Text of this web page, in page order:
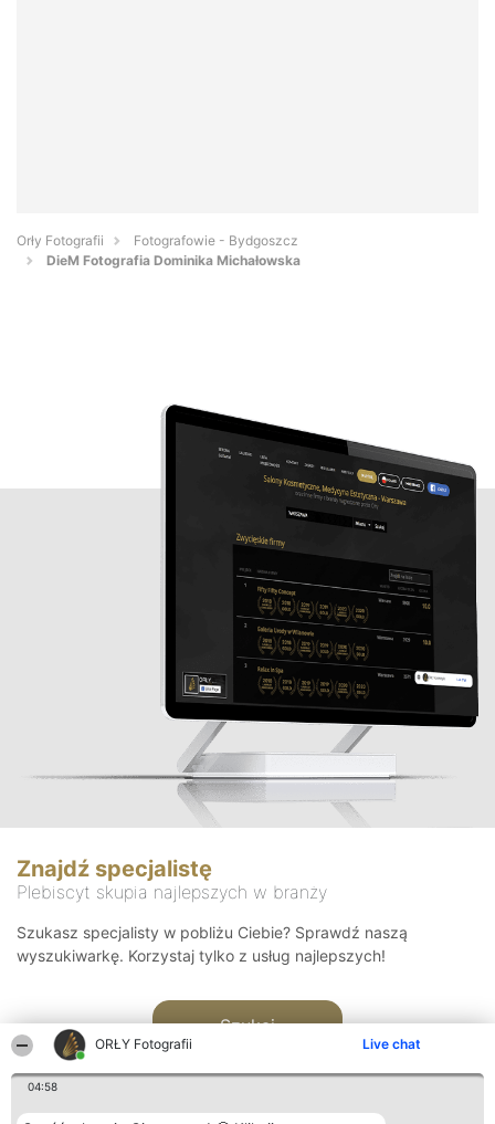
ORŁY Fotografii Live chat
04:58
Orły Fotografii
Fotografowie - Bydgoszcz
DieM Fotografia Dominika Michałowska
Znajdź specjalistę
Plebiscyt skupia najlepszych w branży
Szukasz specjalisty w pobliżu Ciebie? Sprawdź naszą
wyszukiwarkę. Korzystaj tylko z usług najlepszych!
Szukaj